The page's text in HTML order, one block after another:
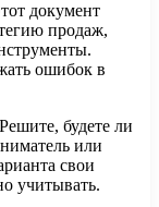
документ
продаж,
ошибок в
будете ли
или
свои
учитывать.